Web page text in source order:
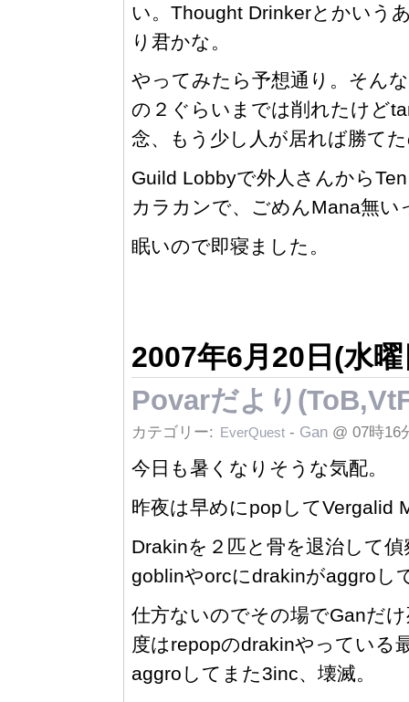
い。Thought Drinkerとかいう
り君かな。
やってみたら予想通り。そん
の２ぐらいまでは削れたけど
念、もう少し人が居れば勝て
Guild Lobbyで外人さんから
カラカンで、ごめんMana無
眠いので即寝ました。
2007年6月20日(水
Povarだより
カテゴリー: EverQuest - Gan @ 07時16
今日も暑くなりそうな気配。
昨夜は早めにpopしてVergalid
Drakinを２匹と骨を退治して
goblinやorcにdrakinがaggroし
仕方ないのでその場でGanだ
度はrepopのdrakinやっている
aggroしてまた3inc、壊滅。